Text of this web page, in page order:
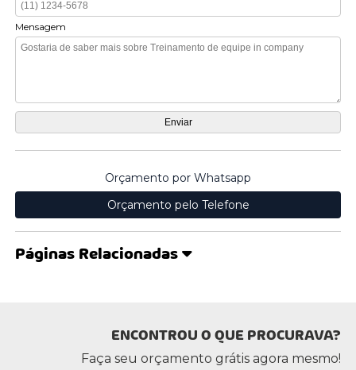
Mensagem
Orçamento por Whatsapp
Orçamento pelo Telefone
Páginas Relacionadas
ENCONTROU O QUE PROCURAVA?
Faça seu orçamento grátis agora mesmo!